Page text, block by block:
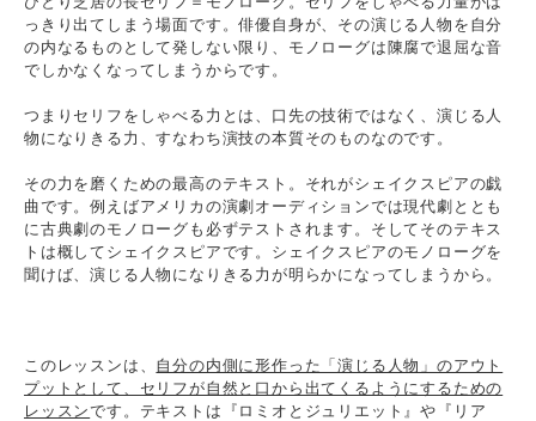
っきり出てしまう場面です。俳優自身が、その演じる人物を自分
の内なるものとして発しない限り、モノローグは陳腐で退屈な音
でしかなくなってしまうからです。
つまりセリフをしゃべる力とは、口先の技術ではなく、演じる人
物になりきる力、すなわち演技の本質そのものなのです。
その力を磨くための最高のテキスト。それがシェイクスピアの戯
曲です。例えばアメリカの演劇オーディションでは現代劇ととも
に古典劇のモノローグも必ずテストされます。そしてそのテキス
トは概してシェイクスピアです。シェイクスピアのモノローグを
聞けば、演じる人物になりきる力が明らかになってしまうから。
このレッスンは、 自分の内側に形作った「演じる人物」のアウト
プットとして、セリフが自然と口から出てくるようにするための
レッスンです。テキストは『ロミオとジュリエット』や『リア